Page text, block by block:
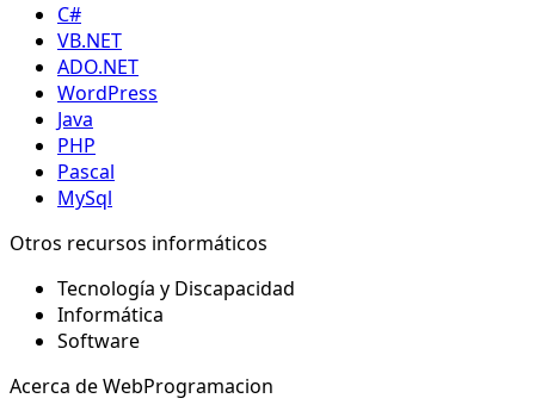
C#
VB.NET
ADO.NET
WordPress
Java
PHP
Pascal
MySql
Otros recursos informáticos
Tecnología y Discapacidad
Informática
Software
Acerca de WebProgramacion